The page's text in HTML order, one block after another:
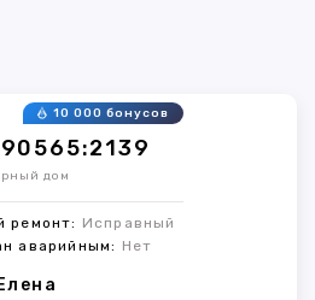
10 000 бонусов
дом
ремонт: Исправный
аварийным: Нет